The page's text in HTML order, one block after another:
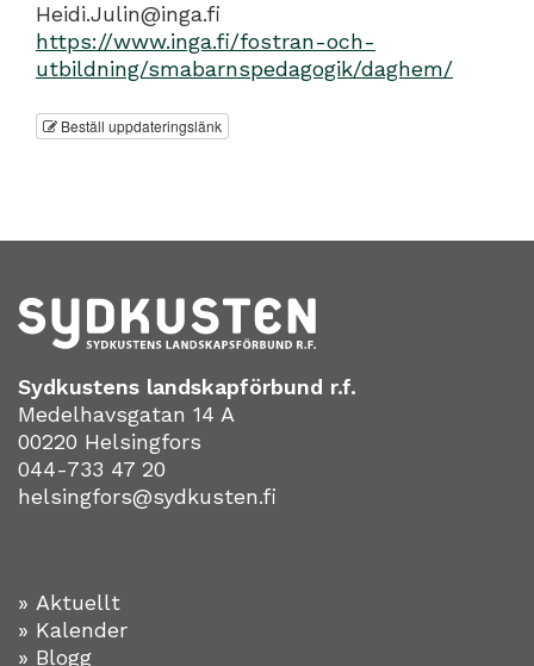
Heidi.Julin@inga.fi
https://www.inga.fi/fostran-och-
utbildning/smabarnspedagogik/daghem/
Beställ uppdateringslänk
Sydkustens landskapförbund r.f.
Medelhavsgatan 14 A
00220 Helsingfors
044-733 47 20
helsingfors@sydkusten.fi
» Aktuellt
» Kalender
» Blogg